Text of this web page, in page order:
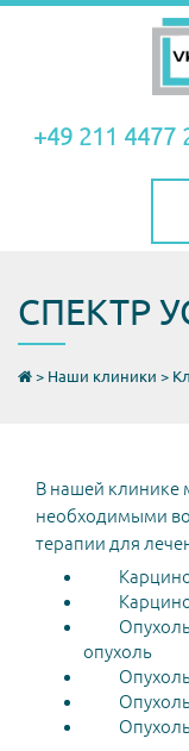
+49 211 4477
СПЕКТР
> Наши клиники >
В нашей клинике
необходимыми
терапии для
Опухоль
опухоль
Опухоль
Опухоль
Опухоль